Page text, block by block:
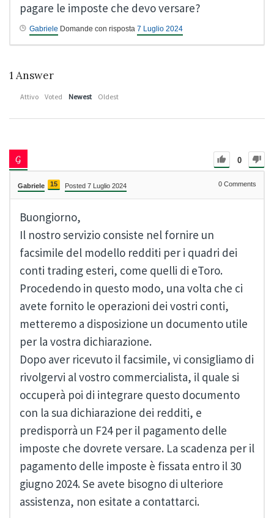
pagare le imposte che devo versare?
Gabriele Domande con risposta 7 Luglio 2024
1 Answer
Attivo Voted Newest Oldest
0
Gabriele 15 Posted 7 Luglio 2024 0 Comments
Buongiorno,
Il nostro servizio consiste nel fornire un
facsimile del modello redditi per i quadri dei
conti trading esteri, come quelli di eToro.
Procedendo in questo modo, una volta che ci
avete fornito le operazioni dei vostri conti,
metteremo a disposizione un documento utile
per la vostra dichiarazione.
Dopo aver ricevuto il facsimile, vi consigliamo di
rivolgervi al vostro commercialista, il quale si
occuperà poi di integrare questo documento
con la sua dichiarazione dei redditi, e
predisporrà un F24 per il pagamento delle
imposte che dovrete versare. La scadenza per il
pagamento delle imposte è fissata entro il 30
giugno 2024. Se avete bisogno di ulteriore
assistenza, non esitate a contattarci.